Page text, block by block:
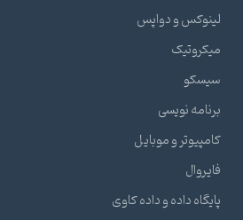
لینوکس و دواپس
میکروتیک
سیسکو
برنامه نویسی
کامپیوتر و موبایل
فایروال
پایگاه داده و داده کاوی